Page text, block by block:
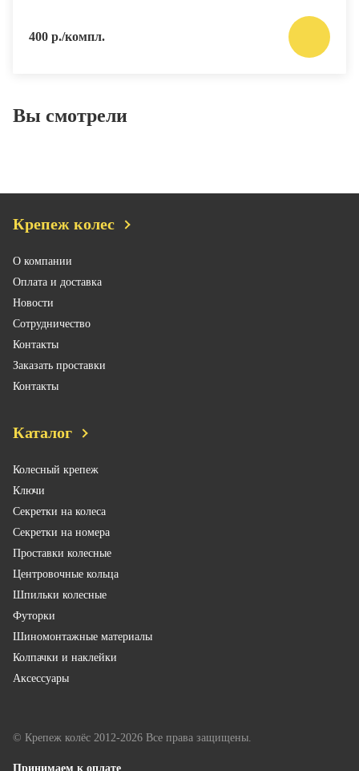
400 р./компл.
Вы смотрели
Крепеж колес
О компании
Оплата и доставка
Новости
Сотрудничество
Контакты
Заказать проставки
Контакты
Каталог
Колесный крепеж
Ключи
Секретки на колеса
Секретки на номера
Проставки колесные
Центровочные кольца
Шпильки колесные
Футорки
Шиномонтажные материалы
Колпачки и наклейки
Аксессуары
© Крепеж колёс 2012-2026 Все права защищены.
Принимаем к оплате